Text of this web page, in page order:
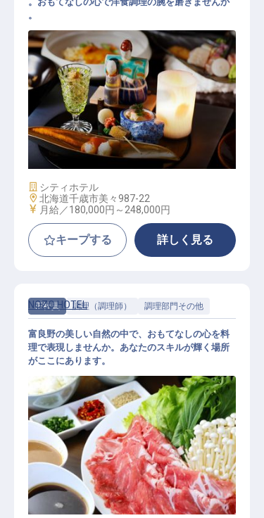
洋食調理スタッフ（ポルトムインタ
ーナショナル北海道）
。
施設業態
シティホテル
勤務地
北海道千歳市美々987-22
給与
月給／180,000円～ 248,000円
キープする 詳しく見る
正社員 調理（調理師） 調理部門その他
キッチンスタッフ
NOZO HOTEL
富良野の美しい自然の中で、おもてなしの心を料
理で表現しませんか。あなたのスキルが輝く場所
がここにあります。